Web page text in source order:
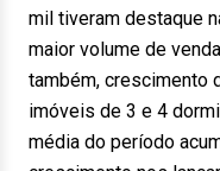
mil tiveram destaque
maior volume de
também, crescimento
imóveis de 3 e 4
média do período